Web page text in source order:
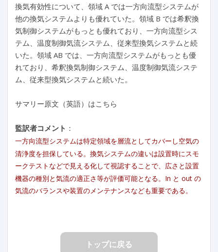
換気有効性について、領域 A では一方向流型システムが
他の換気システムよりも優れていた。領域 B では希釈換
気制御システムがもっとも優れており、一方向流型シス
テム、温度制御気流システム、従来型換気システムと続
いた。領域 AB では、一方向流型システムがもっとも優
れており、希釈換気制御システム、温度制御気流システ
ム、従来型換気システムと続いた。
サマリー原文（英語）はこちら
監訳者コメント ：
一方向流型システムは特定領域を層流としてカバーし空気の
清浄度を担保している。換気システムの違いは設置時にスモ
ークテストなどで見える化して視認することで、広さと設置
機器の種別と気流の適正さ等が評価可能となる。In と out の
気流のバランスや装置のメンテナンスなども重要である。
トップに戻る